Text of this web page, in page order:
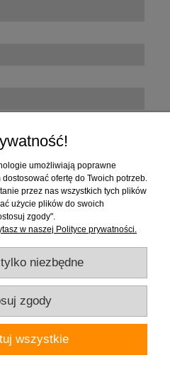
konto
Czapliniecka 1, 97-400 Bełchatów |
| email: wnetrza.shop@gmail.com |
umożliwiają poprawne
ofertę do Twoich potrzeb.
przez nas wszystkich tych plików
użycie plików do swoich
zgody".
w naszej Polityce prywatności.
niezbędne
zgody
wszystkie